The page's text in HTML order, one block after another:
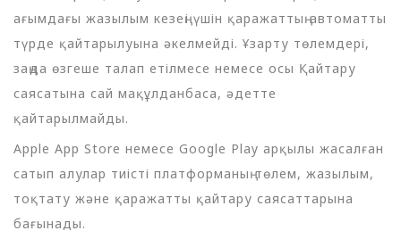
ағымдағы жазылым кезеңі үшін қаражаттың автоматты
түрде қайтарылуына әкелмейді. Ұзарту төлемдері,
заңда өзгеше талап етілмесе немесе осы Қайтару
саясатына сай мақұлданбаса, әдетте
қайтарылмайды.
Apple App Store немесе Google Play арқылы жасалған
сатып алулар тиісті платформаның төлем, жазылым,
тоқтату және қаражатты қайтару саясаттарына
бағынады.